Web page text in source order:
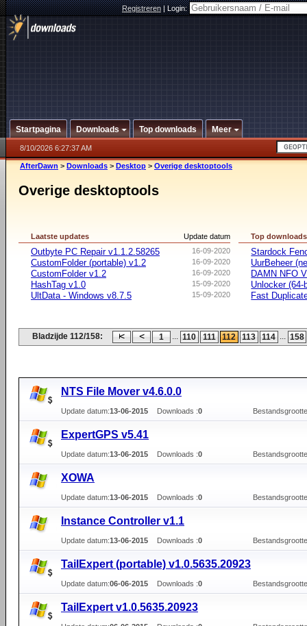
Registreren|Login:
Startpagina Downloads Top downloads Meer
8/10/2026 6:27:37 AM
AfterDawn > Downloads > Desktop > Overige desktoptools
Overige desktoptools
Update datum
Laatste updates
16-09-2020
Outbyte PC Repair v1.1.2.58265
16-09-2020
CustomFolder (portable) v1.2
16-09-2020
CustomFolder v1.2
15-09-2020
HashTag v1.0
15-09-2020
UltData - Windows v8.7.5
Top downloads
Stardock
UurBeheer
DAMN NFO
Unlocker (64-
Fast
Bladzijde 112/158: 1 ... 110 111 112 113 114 ... 158
NTS File Mover v4.6.0.0
Update datum:13-06-2015 Downloads :0
ExpertGPS v5.41
Update datum:13-06-2015 Downloads :0
XOWA
Update datum:13-06-2015 Downloads :0
Instance Controller v1.1
Update datum:13-06-2015 Downloads :0
TailExpert (portable) v1.0.5635.20923
Update datum:06-06-2015 Downloads :0
TailExpert v1.0.5635.20923